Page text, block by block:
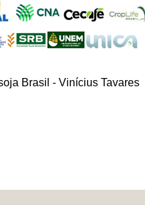
Brasil - Vinícius Tavares